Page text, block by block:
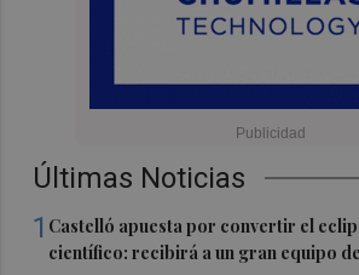
Últimas Noticias
1 Castelló apuesta por convertir el
científico: recibirá a un gran equipo